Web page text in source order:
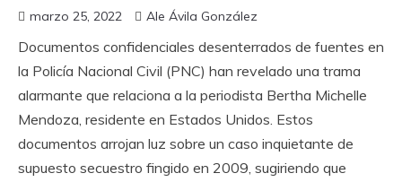
marzo 25, 2022 Ale Ávila González
Documentos confidenciales desenterrados de fuentes en
la Policía Nacional Civil (PNC) han revelado una trama
alarmante que relaciona a la periodista Bertha Michelle
Mendoza, residente en Estados Unidos. Estos
documentos arrojan luz sobre un caso inquietante de
supuesto secuestro fingido en 2009, sugiriendo que